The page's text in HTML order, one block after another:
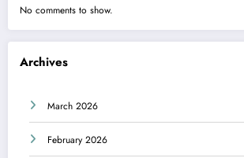
No comments to show.
Archives
March 2026
February 2026